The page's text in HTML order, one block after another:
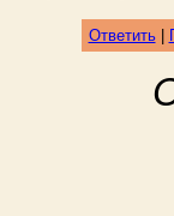
Ответить|